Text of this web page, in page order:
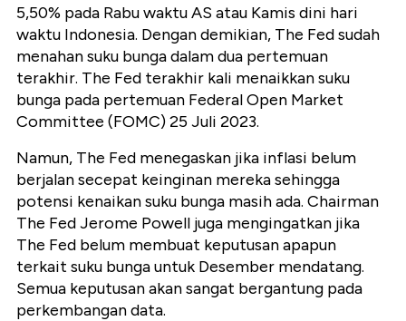
5,50% pada Rabu waktu AS atau Kamis dini hari
waktu Indonesia. Dengan demikian, The Fed sudah
menahan suku bunga dalam dua pertemuan
terakhir. The Fed terakhir kali menaikkan suku
bunga pada pertemuan Federal Open Market
Committee (FOMC) 25 Juli 2023.
Namun, The Fed menegaskan jika inflasi belum
berjalan secepat keinginan mereka sehingga
potensi kenaikan suku bunga masih ada. Chairman
The Fed Jerome Powell juga mengingatkan jika
The Fed belum membuat keputusan apapun
terkait suku bunga untuk Desember mendatang.
Semua keputusan akan sangat bergantung pada
perkembangan data.